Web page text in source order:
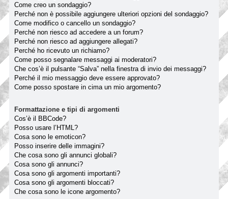
Come creo un sondaggio?
Perché non è possibile aggiungere ulteriori opzioni del sondaggio?
Come modifico o cancello un sondaggio?
Perché non riesco ad accedere a un forum?
Perché non riesco ad aggiungere allegati?
Perché ho ricevuto un richiamo?
Come posso segnalare messaggi ai moderatori?
Che cos’è il pulsante “Salva” nella finestra di invio dei messaggi?
Perché il mio messaggio deve essere approvato?
Come posso spostare in cima un mio argomento?
Formattazione e tipi di argomenti
Cos’è il BBCode?
Posso usare l’HTML?
Cosa sono le emoticon?
Posso inserire delle immagini?
Che cosa sono gli annunci globali?
Cosa sono gli annunci?
Cosa sono gli argomenti importanti?
Cosa sono gli argomenti bloccati?
Che cosa sono le icone argomento?